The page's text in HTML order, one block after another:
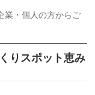
業・個人の方からご
りスポット恵み